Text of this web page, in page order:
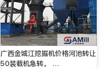
广西金城江挖掘机价格河池转让
50装载机急转。 …